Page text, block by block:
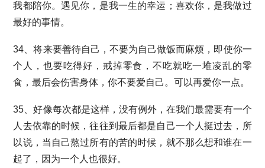
我都陪你。遇见你，是我一生的幸运；喜欢你，是我做过
最好的事情。
34、将来要善待自己，不要为自己做饭而麻烦，即使你一
个人，也要吃得好，戒掉零食，不吃就吃一堆凌乱的零
食，最后会伤害身体，你不要爱自己。可以再爱你一点。
35、好像每次都是这样，没有例外，在我们最需要有一个
人去依靠的时候，往往到最后都是自己一个人挺过去，所
以说，当自己熬过所有的苦的时候，就不那么想和谁在一
起了，因为一个人也很好。